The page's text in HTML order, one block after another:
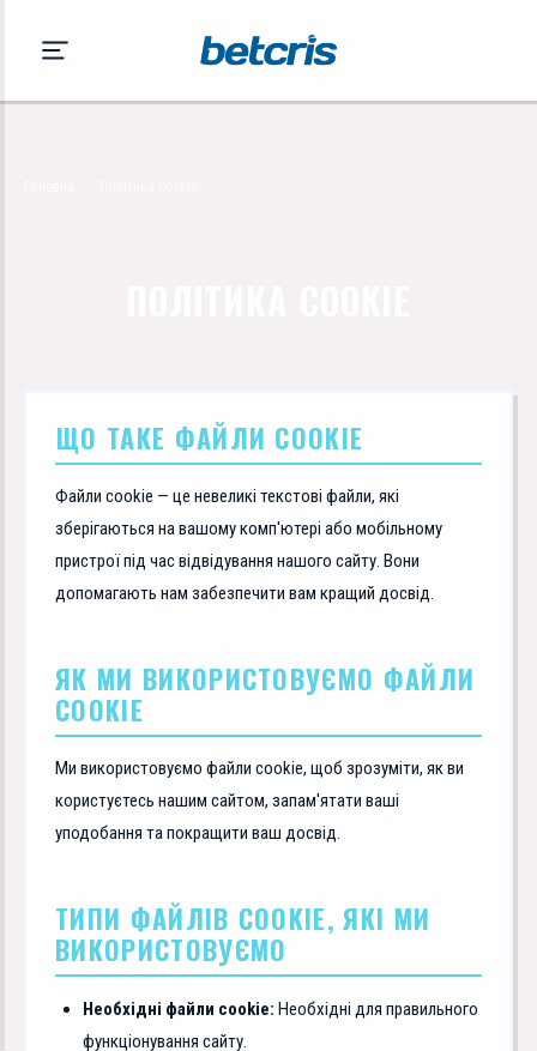
ЩО ТАКЕ ФАЙЛИ COOKIE
Файли cookie — це невеликі текстові файли, які
зберігаються на вашому комп'ютері або мобільному
пристрої під час відвідування нашого сайту. Вони
допомагають нам забезпечити вам кращий досвід.
ЯК МИ ВИКОРИСТОВУЄМО ФАЙЛИ
COOKIE
Ми використовуємо файли cookie, щоб зрозуміти, як ви
користуєтесь нашим сайтом, запам'ятати ваші
уподобання та покращити ваш досвід.
ТИПИ ФАЙЛІВ COOKIE, ЯКІ МИ
ВИКОРИСТОВУЄМО
Необхідні файли cookie: Необхідні для правильного
функціонування сайту.